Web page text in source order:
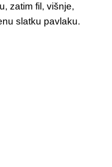
zatim fil, višnje,
slatku pavlaku.